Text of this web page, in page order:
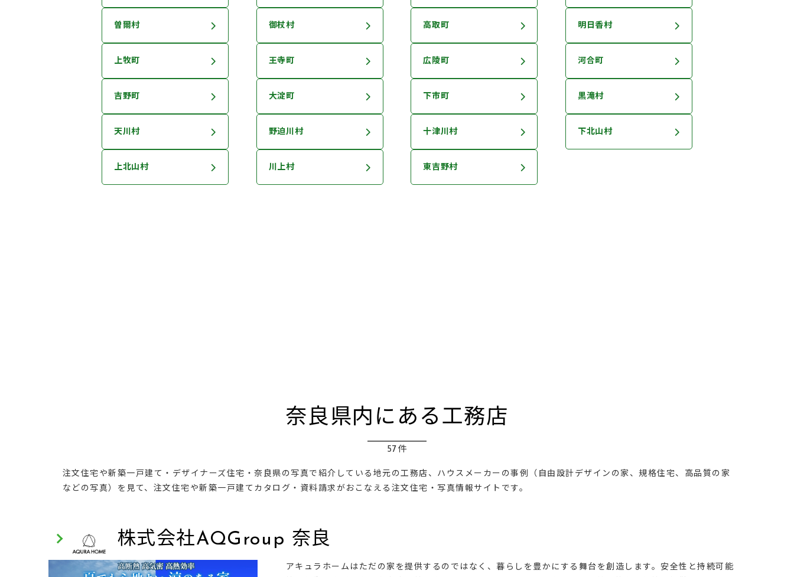
曽爾村 御杖村 高取町 明日香村
上牧町 王寺町 広陵町 河合町
吉野町 大淀町 下市町 黒滝村
天川村 野迫川村 十津川村 下北山村
上北山村 川上村 東吉野村
奈良県内にある工務店
57件
注文住宅や新築一戸建て・デザイナーズ住宅・奈良県の写真で紹介している地元の工務店、ハウスメーカーの事例（自由設計デザインの家、規格住宅、高品質の家
などの写真）を見て、注文住宅や新築一戸建てカタログ・資料請求がおこなえる注文住宅・写真情報サイトです。
株式会社AQGroup 奈良
アキュラホームはただの家を提供するのではなく、暮らしを豊かにする舞台を創造します。安全性と持続可能